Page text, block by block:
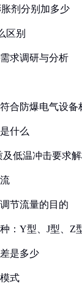
剂分别加多少
区别
求调研与分析
合防爆电气设备
什么
及低温冲击要求
节流量的目的
：Y型、J型、Z
是多少
式